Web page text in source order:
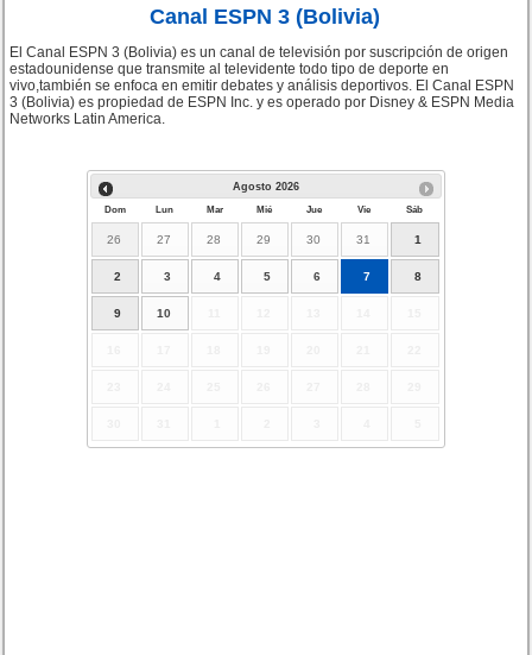
Canal ESPN 3 (Bolivia)
El Canal ESPN 3 (Bolivia) es un canal de televisión por suscripción de origen
estadounidense que transmite al televidente todo tipo de deporte en
vivo,también se enfoca en emitir debates y análisis deportivos. El Canal ESPN
3 (Bolivia) es propiedad de ESPN Inc. y es operado por Disney & ESPN Media
Networks Latin America.
Agosto 2026
Dom Lun Mar Mié Jue Vie Sáb
26 27 28 29 30 31 1
2 3 4 5 6 7 8
9 10